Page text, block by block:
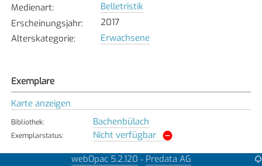
Medienart:
Belletristik
Erscheinungsjahr:
2017
Alterskategorie: Erwachsene
Exemplare
Karte anzeigen
Bibliothek: Bachenbülach
Exemplarstatus: Nicht verfügbar
Bassersdorf
webOpac 5.2.120 - Predata AG